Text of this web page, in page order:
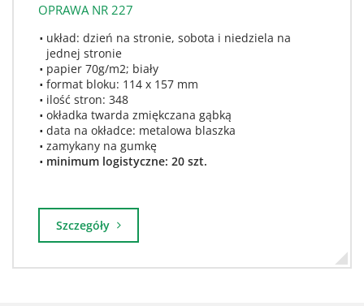
OPRAWA NR 227
układ: dzień na stronie, sobota i niedziela na
jednej stronie
papier 70g/m2; biały
format bloku: 114 x 157 mm
ilość stron: 348
okładka twarda zmiękczana gąbką
data na okładce: metalowa blaszka
zamykany na gumkę
minimum logistyczne: 20 szt.
Szczegóły